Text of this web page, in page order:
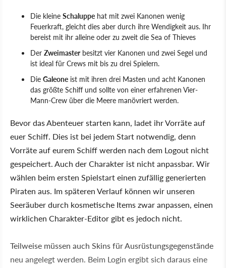
Die kleine Schaluppe hat mit zwei Kanonen wenig
Feuerkraft, gleicht dies aber durch ihre Wendigkeit aus. Ihr
bereist mit ihr alleine oder zu zweit die Sea of Thieves
Der Zweimasterbesitzt vier Kanonen und zwei Segel und
ist ideal für Crews mit bis zu drei Spielern.
Die Galeone ist mit ihren drei Masten und acht Kanonen
das größte Schiff und sollte von einer erfahrenen Vier-
Mann-Crew über die Meere manövriert werden.
Bevor das Abenteuer starten kann, ladet ihr Vorräte auf
euer Schiff. Dies ist bei jedem Start notwendig, denn
Vorräte auf eurem Schiff werden nach dem Logout nicht
gespeichert. Auch der Charakter ist nicht anpassbar. Wir
wählen beim ersten Spielstart einen zufällig generierten
Piraten aus. Im späteren Verlauf können wir unseren
Seeräuber durch kosmetische Items zwar anpassen, einen
wirklichen Charakter-Editor gibt es jedoch nicht.
Teilweise müssen auch Skins für Ausrüstungsgegenstände
neu angelegt werden. Beim Login ergibt sich daraus eine